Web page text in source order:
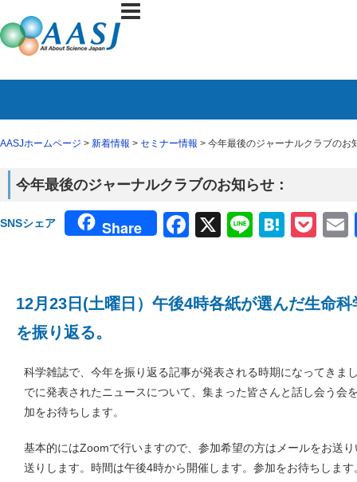
AASJホームページ > 新着情報 > セミナー情報 > 今年最後のジャーナルクラブのお
今年最後のジャーナルクラブのお知らせ：
SNSシェア Share Facebook
X Line
12月23日(土曜日）午後4時各紙が選んだ生命
を振り返る。
科学雑誌で、今年を振り返る記事が発表される時期になってきま
でに発表されたニュースについて、集まった皆さんと話し会う会
加をお待ちします。
基本的にはZoomで行いますので、参加希望の方はメールをお送
送りします。時間は午後4時から開催します。参加をお待ちします